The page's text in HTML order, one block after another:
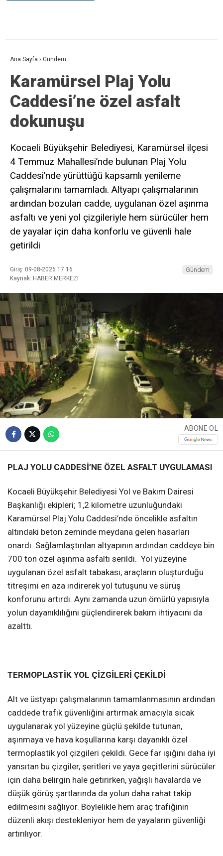
Ana Sayfa › Gündem
Karamürsel Plaj Yolu
Caddesi’ne özel asfalt
dokunuşu
Kocaeli Büyükşehir Belediyesi, Karamürsel ilçesi
4 Temmuz Mahallesi’nde bulunan Plaj Yolu
Caddesi’nde yürüttüğü kapsamlı yenileme
çalışmalarını tamamladı. Altyapı çalışmalarının
ardından bozulan cadde, uygulanan özel aşınma
asfaltı ve yeni yol çizgileriyle hem sürücüler hem
de yayalar için daha konforlu ve güvenli hale
getirildi
Giriş: 09-08-2026 17:16
Kaynak: HABER MERKEZI
Gündem
ABONE OL
PLAJ YOLU CADDESİ’NE ÖZEL ASFALT UYGULAMASI
Kocaeli Büyükşehir Belediyesi Yol ve Bakım Dairesi
Başkanlığı ekipleri; 1,2 kilometre uzunluğundaki
Karamürsel Plaj Yolu Caddesi’nde öncelikle asfaltın
altındaki beton zeminde meydana gelen hasarları
onardı. Sağlamlaştırılan altyapının ardından caddeye bin
700 ton özel aşınma asfaltı serildi. Yol yüzeyine
uygulanan özel asfalt tabakası, araçların oluşturduğu
titreşimi en aza indirerek yol tutuşunu ve sürüş
konforunu artırdı. Aynı zamanda uzun ömürlü yapısıyla
yolun dayanıklılığını güçlendirerek bakım ihtiyacını da
azalttı.
TERMOPLASTİK YOL ÇİZGİLERİ ÇEKİLDİ
Alt ve üstyapı çalışmalarının tamamlanmasının ardından
caddede trafik güvenliğini artırmak amacıyla sıcak
uygulanarak yol yüzeyine güçlü şekilde tutunan,
aşınmaya ve hava koşullarına karşı dayanıklı özel
termoplastik yol çizgileri çekildi. Gece far ışığını daha iyi
yansıtan bu çizgiler, şeritleri ve yaya geçitlerini sürücüler
için daha belirgin hale getirirken, yağışlı havalarda ve
düşük görüş şartlarında da yolun daha rahat takip
edilmesini sağlıyor. Böylelikle hem araç trafiğinin
düzenli akışı destekleniyor hem de yayaların güvenliği
artırılıyor.